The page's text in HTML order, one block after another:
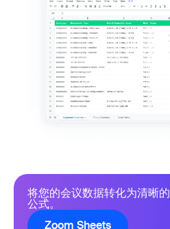
将您的会议数据转化为清晰
公式。
Zoom Sheets